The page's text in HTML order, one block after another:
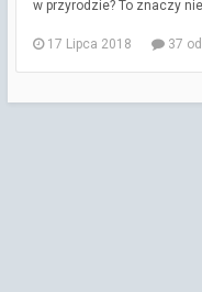
w przyrodzie? To znaczy
17 Lipca 2018 37